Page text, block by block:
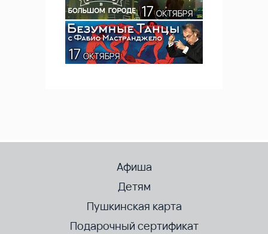
Афиша
Детям
Пушкинская карта
Подарочный сертификат